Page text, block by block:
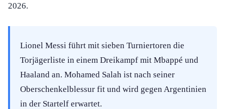
2026.
Lionel Messi führt mit sieben Turniertoren die
Torjägerliste in einem Dreikampf mit Mbappé und
Haaland an. Mohamed Salah ist nach seiner
Oberschenkelblessur fit und wird gegen Argentinien
in der Startelf erwartet.